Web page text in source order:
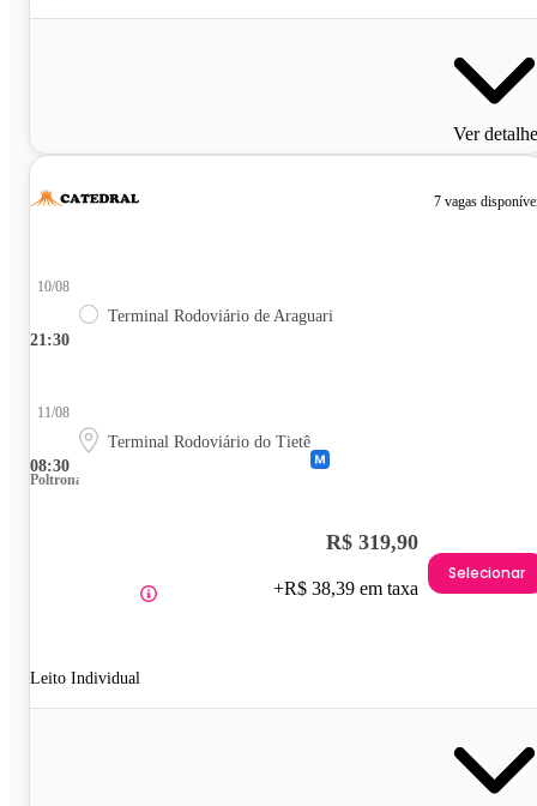
Ver
7 vagas
21:30
10/08
Terminal Rodoviário de Araguari
08:30
11/08
Terminal Rodoviário do Tietê
Poltrona
Leito Individual
R$ 319,90
+R$ 38,39 em taxa
Selecionar